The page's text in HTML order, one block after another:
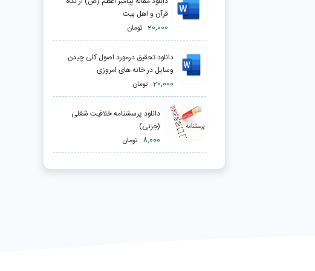
قرآن و اهل بيت
20,000 تومان
دانلود تحقیق درمورد اصول کلی چیدن
وسایل در خانه های امروزی
20,000 تومان
دانلود پرسشنامه خلاقیت شغلی
(جزنی)
8,000 تومان